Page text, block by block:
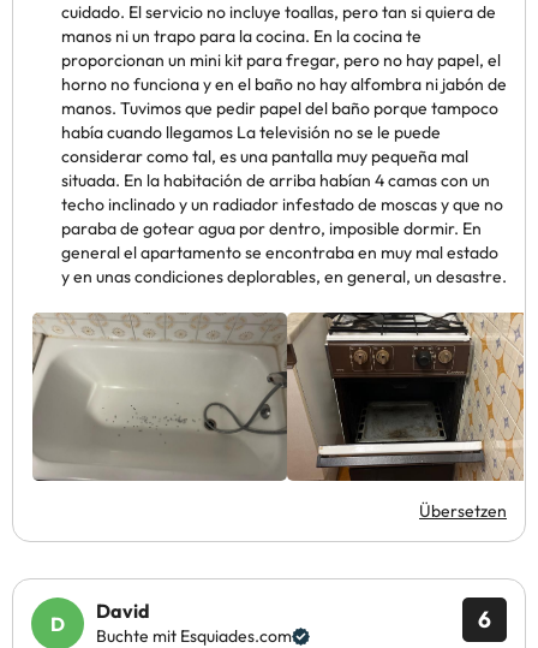
cuidado. El servicio no incluye toallas, pero tan si quiera de
manos ni un trapo para la cocina. En la cocina te
proporcionan un mini kit para fregar, pero no hay papel, el
horno no funciona y en el baño no hay alfombra ni jabón de
manos. Tuvimos que pedir papel del baño porque tampoco
había cuando llegamos La televisión no se le puede
considerar como tal, es una pantalla muy pequeña mal
situada. En la habitación de arriba habían 4 camas con un
techo inclinado y un radiador infestado de moscas y que no
paraba de gotear agua por dentro, imposible dormir. En
general el apartamento se encontraba en muy mal estado
y en unas condiciones deplorables, en general, un desastre.
Übersetzen
6
David
Buchte mit Esquiades.com